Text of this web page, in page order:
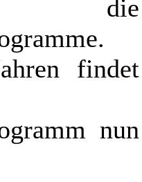
die
findet
nun